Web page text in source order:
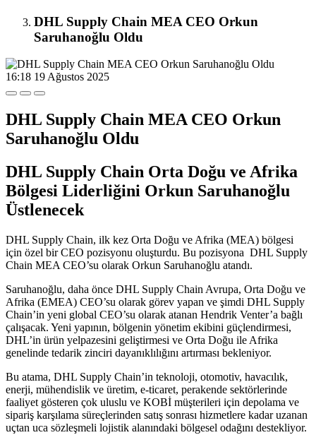
DHL Supply Chain MEA CEO Orkun
Saruhanoğlu Oldu
16:18 19 Ağustos 2025
DHL Supply Chain MEA CEO Orkun
Saruhanoğlu Oldu
DHL Supply Chain Orta Doğu ve Afrika
Bölgesi Liderliğini Orkun Saruhanoğlu
Üstlenecek
DHL Supply Chain, ilk kez Orta Doğu ve Afrika (MEA) bölgesi
için özel bir CEO pozisyonu oluşturdu. Bu pozisyona DHL Supply
Chain MEA CEO’su olarak Orkun Saruhanoğlu atandı.
Saruhanoğlu, daha önce DHL Supply Chain Avrupa, Orta Doğu ve
Afrika (EMEA) CEO’su olarak görev yapan ve şimdi DHL Supply
Chain’in yeni global CEO’su olarak atanan Hendrik Venter’a bağlı
çalışacak. Yeni yapının, bölgenin yönetim ekibini güçlendirmesi,
DHL’in ürün yelpazesini geliştirmesi ve Orta Doğu ile Afrika
genelinde tedarik zinciri dayanıklılığını artırması bekleniyor.
Bu atama, DHL Supply Chain’in teknoloji, otomotiv, havacılık,
enerji, mühendislik ve üretim, e-ticaret, perakende sektörlerinde
faaliyet gösteren çok uluslu ve KOBİ müşterileri için depolama ve
sipariş karşılama süreçlerinden satış sonrası hizmetlere kadar uzanan
uçtan uca sözleşmeli lojistik alanındaki bölgesel odağını destekliyor.